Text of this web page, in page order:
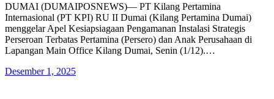
DUMAI (DUMAIPOSNEWS)— PT Kilang Pertamina
Internasional (PT KPI) RU II Dumai (Kilang Pertamina Dumai)
menggelar Apel Kesiapsiagaan Pengamanan Instalasi Strategis
Perseroan Terbatas Pertamina (Persero) dan Anak Perusahaan di
Lapangan Main Office Kilang Dumai, Senin (1/12).…
Desember 1, 2025